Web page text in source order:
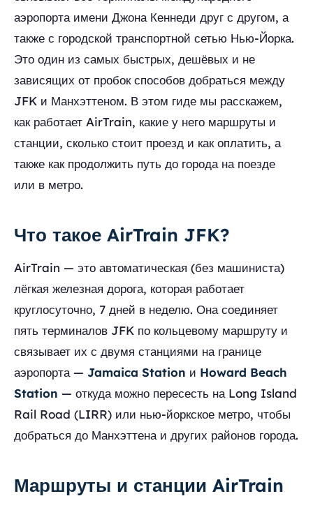
аэропорта имени Джона Кеннеди друг с другом, а
также с городской транспортной сетью Нью-Йорка.
Это один из самых быстрых, дешёвых и не
зависящих от пробок способов добраться между
JFK и Манхэттеном. В этом гиде мы расскажем,
как работает AirTrain, какие у него маршруты и
станции, сколько стоит проезд и как оплатить, а
также как продолжить путь до города на поезде
или в метро.
Что такое AirTrain JFK?
AirTrain — это автоматическая (без машиниста)
лёгкая железная дорога, которая работает
круглосуточно, 7 дней в неделю. Она соединяет
пять терминалов JFK по кольцевому маршруту и
связывает их с двумя станциями на границе
аэропорта — Jamaica Station и Howard Beach
Station — откуда можно пересесть на Long Island
Rail Road (LIRR) или нью-йоркское метро, чтобы
добраться до Манхэттена и других районов города.
Маршруты и станции AirTrain